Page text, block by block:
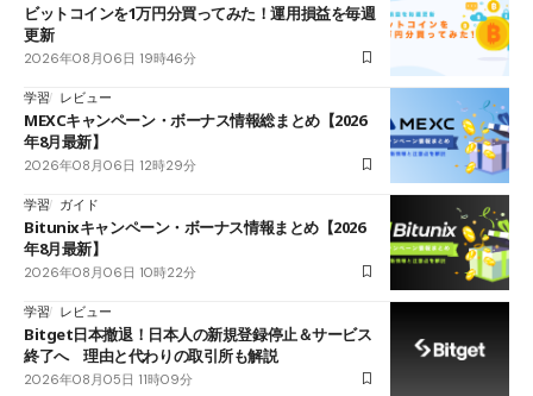
ビットコインを1万円分買ってみた！運用損益を毎週
更新
2026年08月06日 19時46分
学習 レビュー
MEXCキャンペーン・ボーナス情報総まとめ【2026
年8月最新】
2026年08月06日 12時29分
学習 ガイド
Bitunixキャンペーン・ボーナス情報まとめ【2026
年8月最新】
2026年08月06日 10時22分
学習 レビュー
Bitget日本撤退！日本人の新規登録停止＆サービス
終了へ 理由と代わりの取引所も解説
2026年08月05日 11時09分